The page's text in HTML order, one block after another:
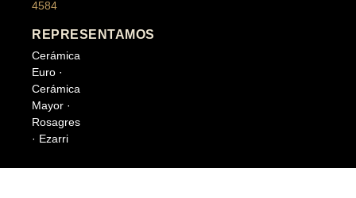
4584
REPRESENTAMOS
Cerámica
Euro ·
Cerámica
Mayor ·
Rosagres
· Ezarri